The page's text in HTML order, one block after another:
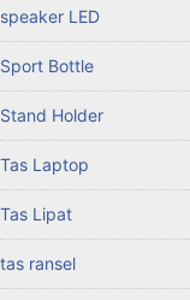
speaker LED
Sport Bottle
Stand Holder
Tas Laptop
Tas Lipat
tas ransel